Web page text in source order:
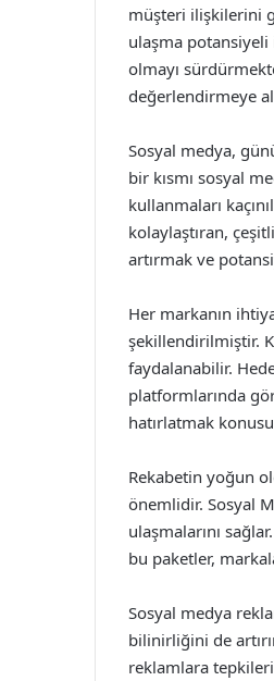
müşteri ilişkilerini
ulaşma
olmayı
değerlendirmeye
Sosyal medya,
bir kısmı sosyal
kullanmaları
kolaylaştıran,
artırmak ve
Her markanın
şekillendirilmiştir.
faydalanabilir.
platformlarında
hatırlatmak
Rekabetin yoğun
önemlidir. Sosyal
ulaşmalarını
bu paketler,
Sosyal medya
bilinirliğini de
reklamlara